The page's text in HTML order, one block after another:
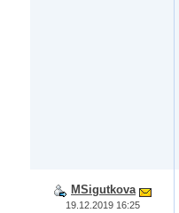
MSigutkova
19.12.2019 16:25